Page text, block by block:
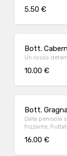
5.50 €
Bott.
Un rosso
10.00 €
Bott.
Dalla penisola
frizzante,
16.00 €